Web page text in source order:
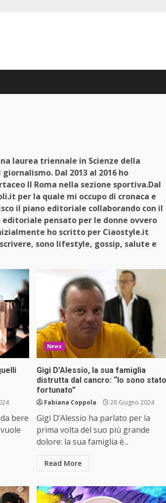
laurea triennale in Scienze della
Dal 2013 al 2016 ho
Il Roma nella sezione sportiva.Dal
per la quale mi occupo di cronaca e
il piano editoriale collaborando con il
pensato per le donne ovvero
ho scritto per Ciaostyle.it
sono lifestyle, gossip, salute e
bere
News
Gigi D’Alessio, la sua famiglia
distrutta dal cancro: “Io sono stato
fortunato”
Fabiana Coppola 28 Giugno 2024
Gigi D’Alessio ha parlato per la
prima volta del suo più grande
dolore: la sua famiglia è...
Read More